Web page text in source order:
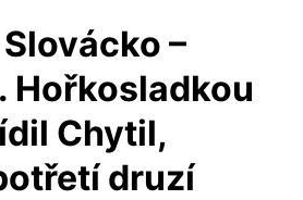
Slovácko –
Hořkosladkou
Chytil,
druzí